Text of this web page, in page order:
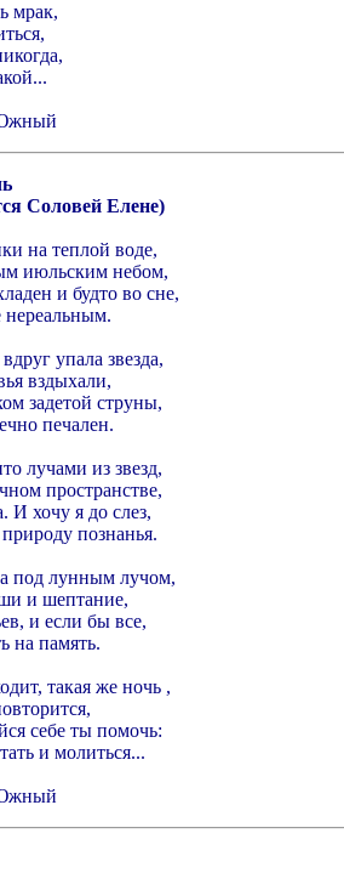
мрак,
Соловей Елене)
на теплой воде,
июльским небом,
и будто во сне,
нереальным.
упала звезда,
вздыхали,
задетой струны,
печален.
лучами из звезд,
пространстве,
И хочу я до слез,
познанья.
под лунным лучом,
и шептание,
и если бы все,
на память.
такая же ночь ,
себе ты помочь:
и молиться...